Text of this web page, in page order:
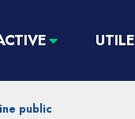
UTILE
public